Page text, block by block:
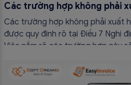
Các trường hợp không phải
2026
Các trường hợp không phải xuất
được quy định rõ tại Điều 7 Nghị
Việc nắm rõ các trường hợp này
tránh lập hóa đơn không cần thiết